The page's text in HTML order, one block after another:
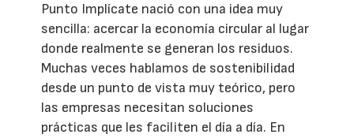
Punto Implícate nació con una idea muy
sencilla: acercar la economía circular al lugar
donde realmente se generan los residuos.
Muchas veces hablamos de sostenibilidad
desde un punto de vista muy teórico, pero
las empresas necesitan soluciones
prácticas que les faciliten el día a día. En